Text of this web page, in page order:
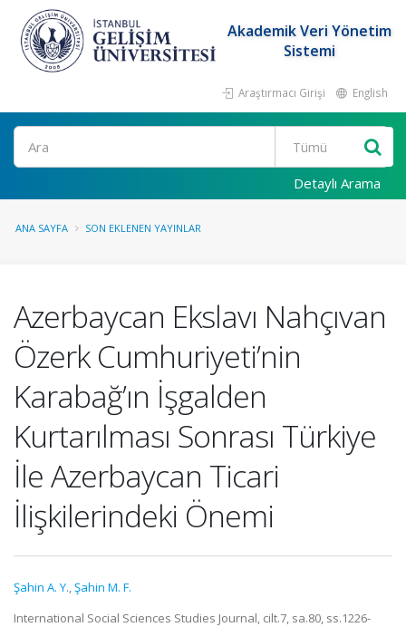
Akademik Veri Yönetim
Sistemi
Araştırmacı Girişi English
Ara
Detaylı Arama
ANA SAYFA SON EKLENEN YAYINLAR
Azerbaycan Ekslavı Nahçıvan
Özerk Cumhuriyeti’nin
Karabağ’ın İşgalden
Kurtarılması Sonrası Türkiye
İle Azerbaycan Ticari
İlişkilerindeki Önemi
Şahin A. Y.,Şahin M. F.
International Social Sciences Studies Journal, cilt.7, sa.80, ss.1226-